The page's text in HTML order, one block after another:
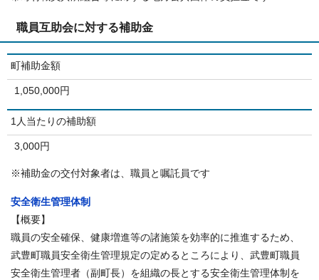
職員互助会に対する補助金
町補助金額
1,050,000円
1人当たりの補助額
3,000円
※補助金の交付対象者は、職員と嘱託員です
安全衛生管理体制
【概要】
職員の安全確保、健康増進等の諸施策を効率的に推進するため、
武豊町職員安全衛生管理規定の定めるところにより、武豊町職員
安全衛生管理者（副町長）を組織の長とする安全衛生管理体制を